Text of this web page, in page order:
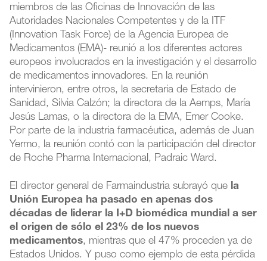
miembros de las Oficinas de Innovación de las
Autoridades Nacionales Competentes y de la ITF
(Innovation Task Force) de la Agencia Europea de
Medicamentos (EMA)- reunió a los diferentes actores
europeos involucrados en la investigación y el desarrollo
de medicamentos innovadores. En la reunión
intervinieron, entre otros, la secretaria de Estado de
Sanidad, Silvia Calzón; la directora de la Aemps, María
Jesús Lamas, o la directora de la EMA, Emer Cooke.
Por parte de la industria farmacéutica, además de Juan
Yermo, la reunión contó con la participación del director
de Roche Pharma Internacional, Padraic Ward.
El director general de Farmaindustria subrayó que la
Unión Europea ha pasado en apenas dos
décadas de liderar la I+D biomédica mundial a ser
el origen de sólo el 23% de los nuevos
medicamentos, mientras que el 47% proceden ya de
Estados Unidos. Y puso como ejemplo de esta pérdida